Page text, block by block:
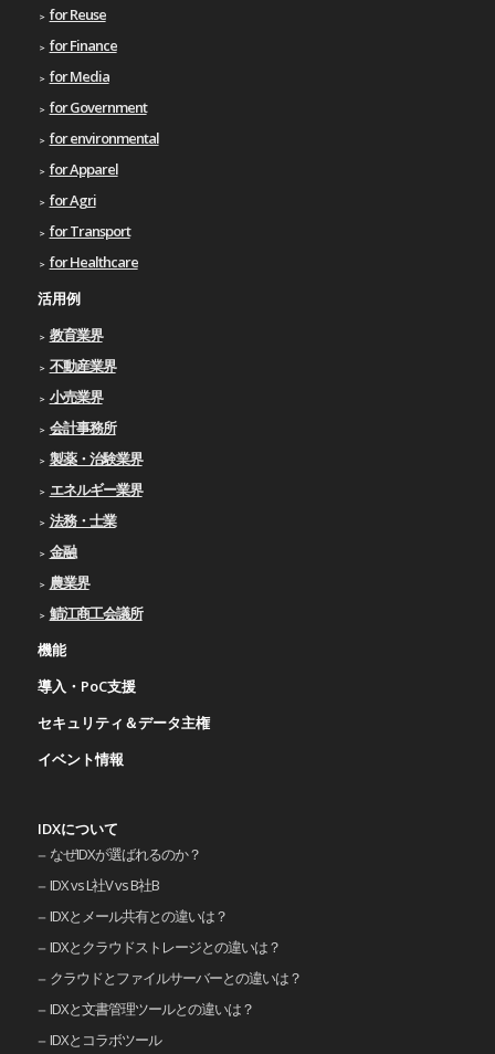
for Reuse
for Finance
for Media
for Government
for environmental
for Apparel
for Agri
for Transport
for Healthcare
活用例
教育業界
不動産業界
小売業界
会計事務所
製薬・治験業界
エネルギー業界
法務・士業
金融
農業界
鯖江商工会議所
機能
導入・PoC支援
セキュリティ＆データ主権
イベント情報
IDXについて
なぜIDXが選ばれるのか？
IDX vs L社V vs B社B
IDXとメール共有との違いは？
IDXとクラウドストレージとの違いは？
クラウドとファイルサーバーとの違いは？
IDXと文書管理ツールとの違いは？
IDXとコラボツール